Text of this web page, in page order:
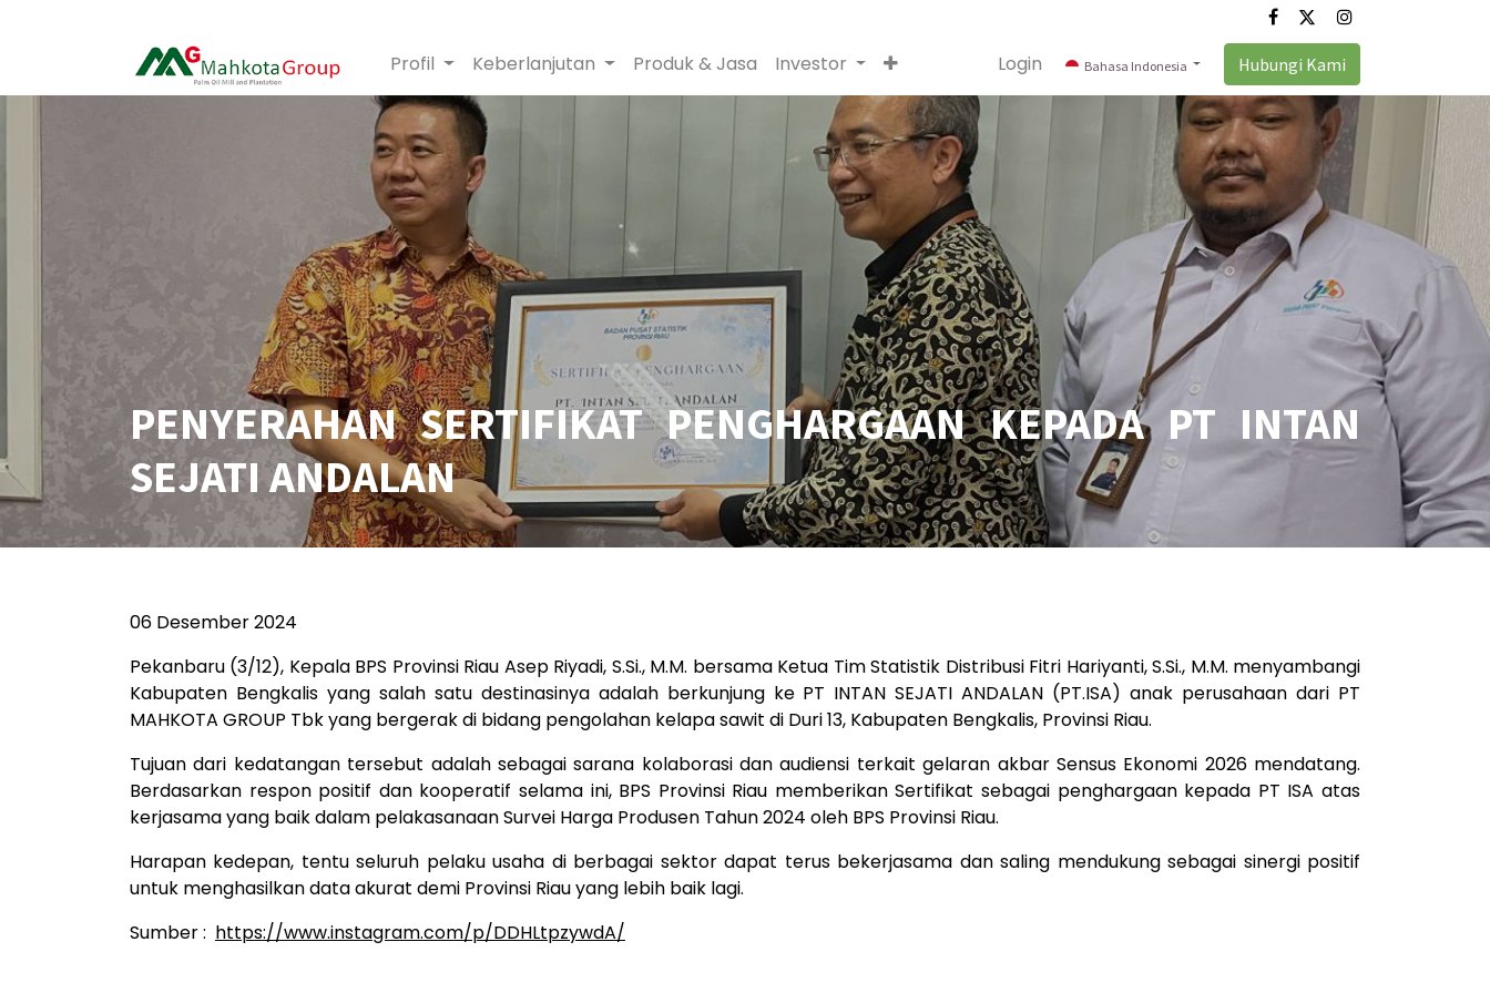
Profil Keberlanjutan Produk & Jasa Investor Login Bahasa Indonesia Hubungi Kami
PENYERAHAN SERTIFIKAT PENGHARGAAN KEPADA PT INTAN
SEJATI ANDALAN
06 Desember 2024
Pekanbaru (3/12), Kepala BPS Provinsi Riau Asep Riyadi, S.Si., M.M. bersama Ketua Tim Statistik Distribusi Fitri Hariyanti,S.Si., M.M. menyambangi
Kabupaten Bengkalis yang salah satu destinasinya adalah berkunjung ke PT INTAN SEJATI ANDALAN (PT.ISA) anak perusahaan dari PT
MAHKOTA GROUP Tbk yang bergerak di bidang pengolahan kelapa sawit di Duri 13, Kabupaten Bengkalis, Provinsi Riau.
Tujuan dari kedatangan tersebut adalah sebagai sarana kolaborasi dan audiensi terkait gelaran akbar Sensus Ekonomi 2026 mendatang.
Berdasarkan respon positif dan kooperatif selama ini, BPS Provinsi Riau memberikan Sertifikat sebagai penghargaan kepada PT ISA atas
kerjasama yang baik dalam pelakasanaan Survei Harga Produsen Tahun 2024 oleh BPS Provinsi Riau.
Harapan kedepan, tentu seluruh pelaku usaha di berbagai sektor dapat terus bekerjasama dan saling mendukung sebagai sinergi positif
untuk menghasilkan data akurat demi Provinsi Riau yang lebih baik lagi.
Sumber : https://www.instagram.com/p/DDHLtpzywdA/